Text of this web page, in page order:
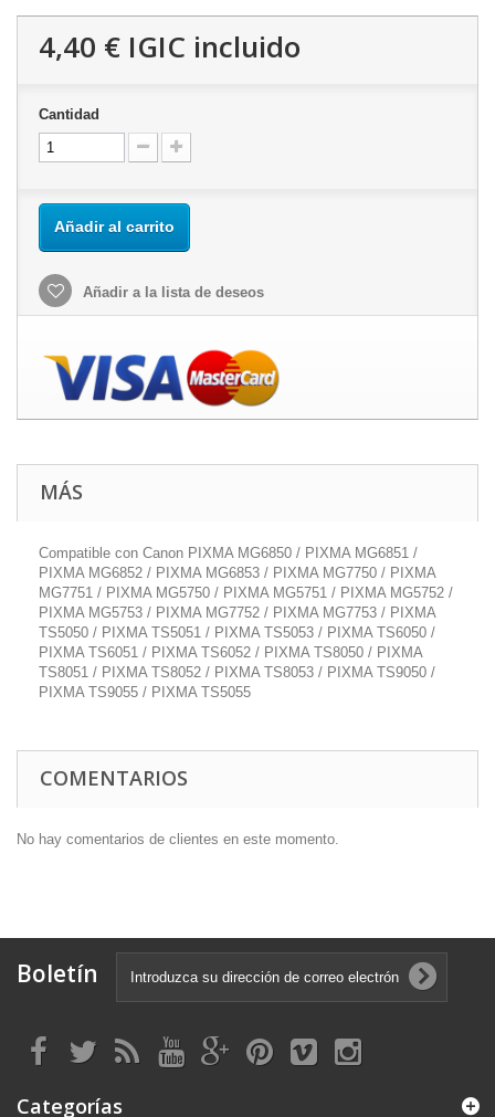
4,40 € IGIC incluido
Cantidad
Añadir al carrito
Añadir a la lista de deseos
MÁS
Compatible con Canon PIXMA MG6850 / PIXMA MG6851 /
PIXMA MG6852 / PIXMA MG6853 / PIXMA MG7750 / PIXMA
MG7751 / PIXMA MG5750 / PIXMA MG5751 / PIXMA MG5752 /
PIXMA MG5753 / PIXMA MG7752 / PIXMA MG7753 / PIXMA
TS5050 / PIXMA TS5051 / PIXMA TS5053 / PIXMA TS6050 /
PIXMA TS6051 / PIXMA TS6052 / PIXMA TS8050 / PIXMA
TS8051 / PIXMA TS8052 / PIXMA TS8053 / PIXMA TS9050 /
PIXMA TS9055 / PIXMA TS5055
COMENTARIOS
No hay comentarios de clientes en este momento.
Boletín
Categorías